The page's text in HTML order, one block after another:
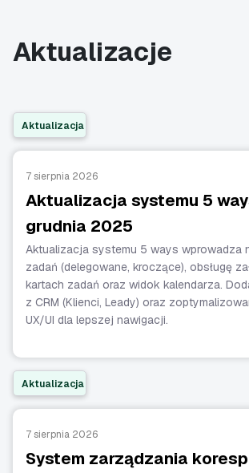
Aktualizacje
Aktualizacja
7 sierpnia 2026
Aktualizacja systemu 5
grudnia 2025
Aktualizacja systemu 5 ways wprowadza
zadań (delegowane, kroczące), obsługę
kartach zadań oraz widok kalendarza.
z CRM (Klienci, Leady) oraz
UX/UI dla lepszej nawigacji.
Aktualizacja
7 sierpnia 2026
System zarządzania